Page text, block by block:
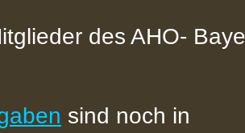
des AHO-
sind noch in